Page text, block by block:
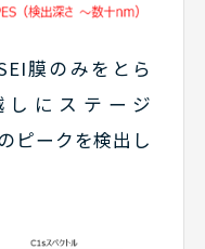
膜のみをとら
しにステージ
ピークを検出し